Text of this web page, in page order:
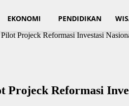
EKONOMI PENDIDIKAN
Projeck Reformasi Investasi
Projeck Reformasi